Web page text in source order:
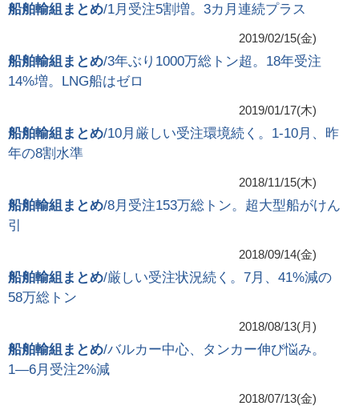
船舶輸組まとめ/1月受注5割増。3カ月連続プラス
2019/02/15(金)
船舶輸組まとめ/3年ぶり1000万総トン超。18年受注
14%増。LNG船はゼロ
2019/01/17(木)
船舶輸組まとめ/10月厳しい受注環境続く。1-10月、昨
年の8割水準
2018/11/15(木)
船舶輸組まとめ/8月受注153万総トン。超大型船がけん
引
2018/09/14(金)
船舶輸組まとめ/厳しい受注状況続く。7月、41%減の
58万総トン
2018/08/13(月)
船舶輸組まとめ/バルカー中心、タンカー伸び悩み。
1―6月受注2%減
2018/07/13(金)